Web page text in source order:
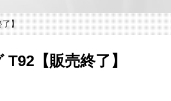
了】
【販売終了】